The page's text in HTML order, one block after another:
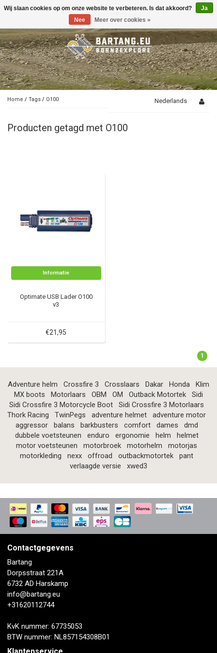
Toggle
Home / Tags / O100 Nederlands
Producten getagd met O100
Informatie
Optimate USB Lader O100
v3
€21,95
1
Adventure helm Crossfire 3 Crosslaars Dakar Honda
Klim
MX boots
Motorlaars OBM OM Outback Motortek
Sidi
Sidi Crossfire 3 Motorcycle Boot
Sidi Crossfire 3 Motorlaars
Thork Racing
TwinPegs adventure helmet
adventure motor
aggressor
balans barkbusters comfort dames
dmd
dubbele voetsteunen
enduro ergonomie helm
helmet
motor voetsteunen
motorbroek motorhelm
motorjas
motorkleding
nexx offroad outbackmotortek
pant
verlaagde versie
xwed3
Contactgegevens
Bartang
Dorpsstraat 221A
6732 AD Harskamp
info@bartang.eu
+31620112744
KvK nummer: 67735053
BTW nummer: NL857154308B01
Wij slaan cookies op om onze website te verbeteren. Is dat akkoord?
Ja
Nee
Meer over cookies »